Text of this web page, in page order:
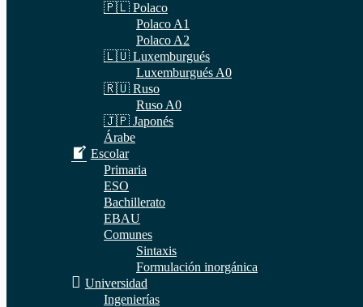
🇵🇱 Polaco
Polaco A1
Polaco A2
🇱🇺 Luxemburgués
Luxemburgués A0
🇷🇺 Ruso
Ruso A0
🇯🇵 Japonés
Árabe
Escolar
Primaria
ESO
Bachillerato
EBAU
Comunes
Sintaxis
Formulación inorgánica
Universidad
Ingenierías